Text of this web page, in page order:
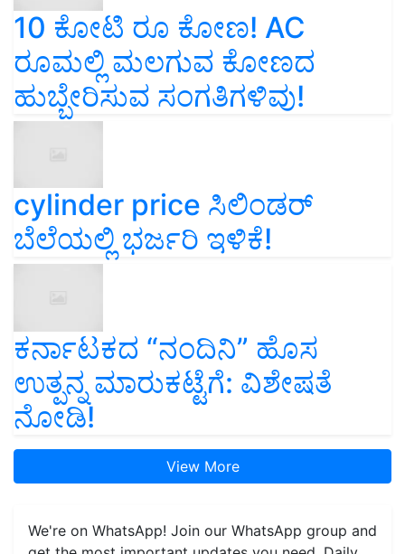
10 ಕೋಟಿ ರೂ ಕೋಣ! AC
ರೂಮಲ್ಲಿ ಮಲಗುವ ಕೋಣದ
ಹುಬ್ಬೇರಿಸುವ ಸಂಗತಿಗಳಿವು!
cylinder price ಸಿಲಿಂಡರ್‌
ಬೆಲೆಯಲ್ಲಿ ಭರ್ಜರಿ ಇಳಿಕೆ!
ಕರ್ನಾಟಕದ “ನಂದಿನಿ” ಹೊಸ
ಉತ್ಪನ್ನ ಮಾರುಕಟ್ಟೆಗೆ: ವಿಶೇಷತೆ
ನೋಡಿ!
View More
We're on WhatsApp! Join our WhatsApp group and